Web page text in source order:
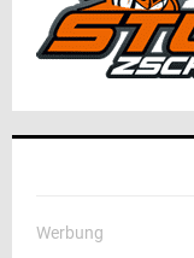
Werbung